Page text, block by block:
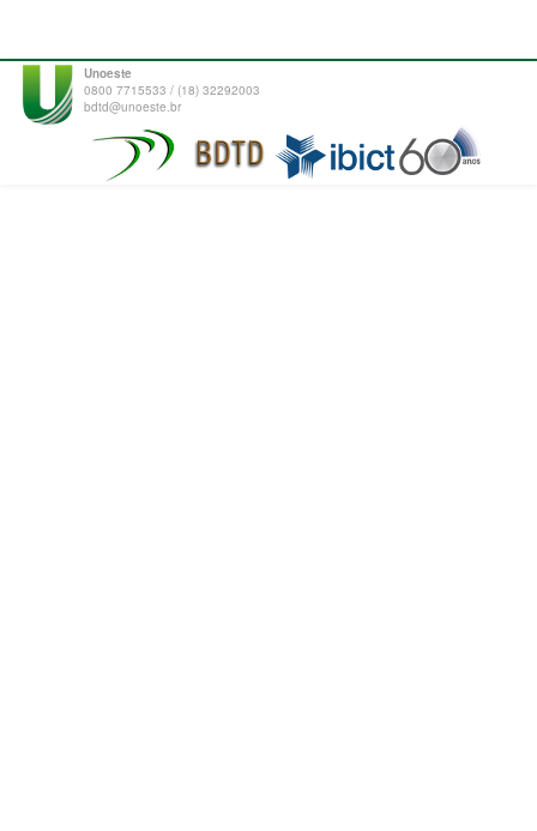
Unoeste
0800 7715533 / (18) 32292003
bdtd@unoeste.br